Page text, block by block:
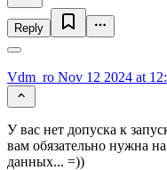
Reply
Vdm_ro Nov 12 2024 at
У вас нет допуска к
вам обязательно нужна
данных... =))